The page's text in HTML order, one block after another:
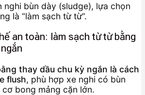
nghi bùn dày (sludge), lựa chọn
là “làm sạch từ từ”.
an toàn: làm sạch từ từ bằng
thay dầu chu kỳ ngắn là cách
flush, phù hợp xe nghi có bùn
bong mảng cặn lớn.